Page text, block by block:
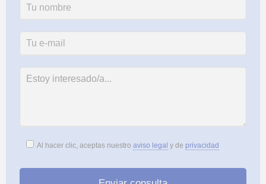
Al hacer clic, aceptas nuestro aviso legal y de privacidad